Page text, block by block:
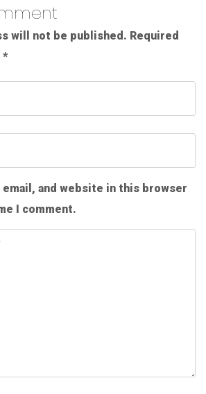
will not be published. Required
*
email, and website in this browser
I comment.